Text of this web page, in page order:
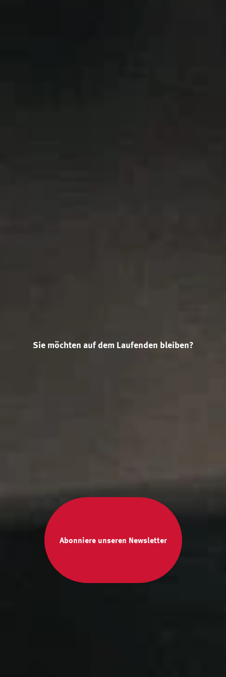
Sie möchten auf dem Laufenden bleiben?
Abonniere unseren Newsletter